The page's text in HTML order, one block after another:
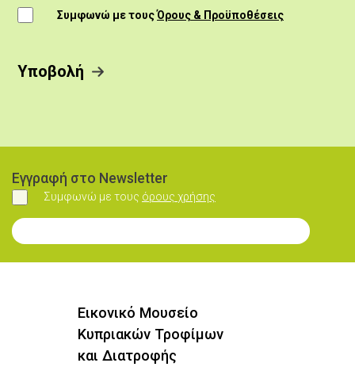
Συμφωνώ με τους Όρους & Προϋποθέσεις
Συμφωνώ με τουςΌρους & Προϋποθέσεις
Εγγραφή στο Newsletter
Συμφωνώ
Συμφωνώ με τους όρους χρήσης
Εγγραφή στο Newsletter
Εικονικό Μουσείο
Κυπριακών Τροφίμων
και Διατροφής